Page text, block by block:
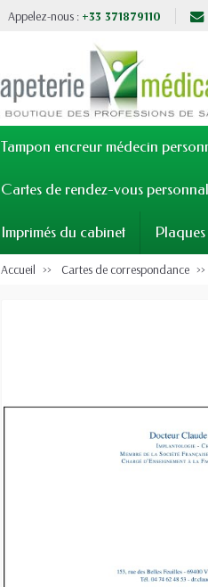
Appelez-nous : +33 371879110
Tampon encreur médecin
Cartes de rendez-vous
Imprimés du cabinet Plaques
Accueil Cartes de correspondance